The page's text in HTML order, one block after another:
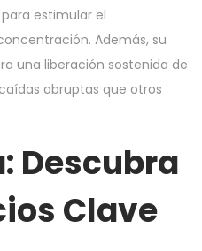
estimular el
Además, su
una liberación sostenida de
abruptas que otros
Descubra
Clave